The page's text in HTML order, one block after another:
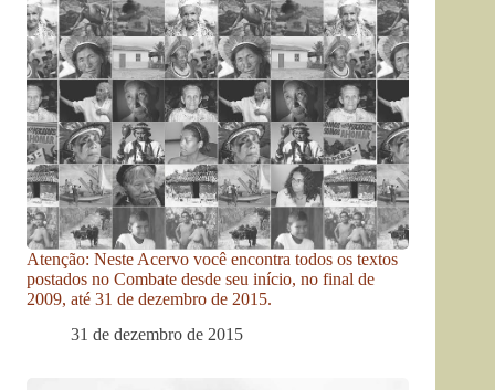
Atenção: Neste Acervo você encontra todos os textos
postados no Combate desde seu início, no final de
2009, até 31 de dezembro de 2015.
31 de dezembro de 2015